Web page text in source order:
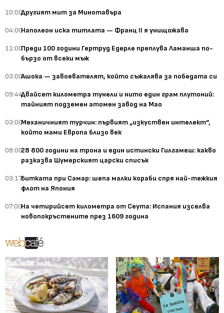
10:00Другият мит за Минотавъра
04:00Наполеон иска титлата — Франц II я унищожава
11:00Преди 100 години Гертруд Едерле преплува Ламанша по-
бързо от всеки мъж
03:00Ашока — завоевателят, който съжалява за победата си
09:44Двайсет километра тунели и нито един грам плутоний:
тайният подземен атомен завод на Мао
03:00Механичният турчин: първият „изкуствен интелект“,
който мами Европа близо век
08:0028 800 години на трона и един истински Гилгамеш: какво
разказва Шумерският царски списък
03:17Битката при Самар: шепа малки кораби спря най-тежкия
флот на Япония
07:00На четирийсет километра от Сеута: Испания изселва
новопокръстените през 1609 година